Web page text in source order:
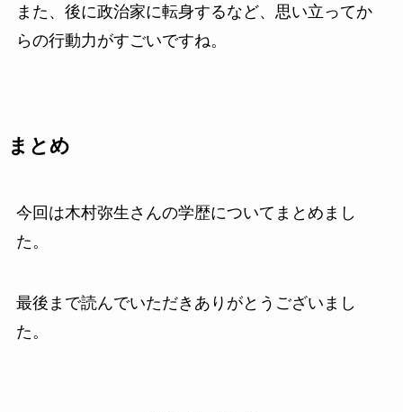
また、後に政治家に転身するなど、思い立ってか
らの行動力がすごいですね。
まとめ
今回は木村弥生さんの学歴についてまとめまし
た。
最後まで読んでいただきありがとうございまし
た。